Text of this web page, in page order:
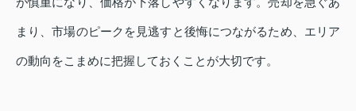
まり、市場のピークを見逃すと後悔につながるため、エリア
の動向をこまめに把握しておくことが大切です。